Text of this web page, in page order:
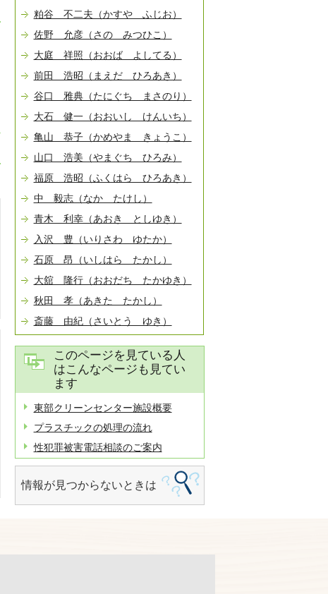
粕谷 不二夫（かすや ふじお）
佐野 允彦（さの みつひこ）
大庭 祥照（おおば よしてる）
前田 浩昭（まえだ ひろあき）
谷口 雅典（たにぐち まさのり）
大石 健一（おおいし けんいち）
亀山 恭子（かめやま きょうこ）
山口 浩美（やまぐち ひろみ）
福原 浩昭（ふくはら ひろあき）
中 毅志（なか たけし）
青木 利幸（あおき としゆき）
入沢 豊（いりさわ ゆたか）
石原 昂（いしはら たかし）
大舘 隆行（おおだち たかゆき）
秋田 孝（あきた たかし）
斎藤 由紀（さいとう ゆき）
このページを見ている人
はこんなページも見てい
ます
東部クリーンセンター施設概要
プラスチックの処理の流れ
性犯罪被害電話相談のご案内
情報が見つからないときは